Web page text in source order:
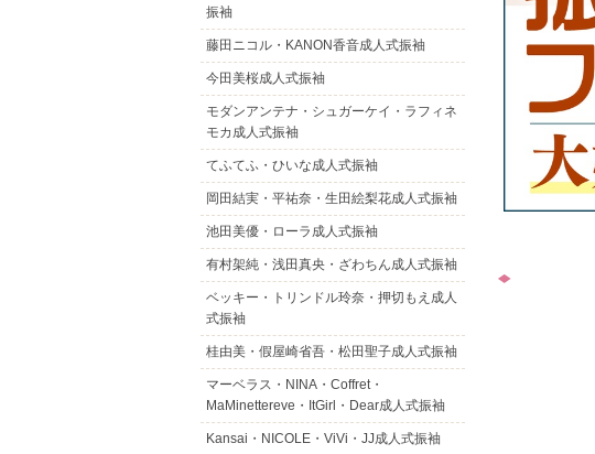
振袖
藤田ニコル・KANON香音成人式振袖
今田美桜成人式振袖
モダンアンテナ・シュガーケイ・ラフィネ
モカ成人式振袖
てふてふ・ひいな成人式振袖
岡田結実・平祐奈・生田絵梨花成人式振袖
池田美優・ローラ成人式振袖
有村架純・浅田真央・ざわちん成人式振袖
ベッキー・トリンドル玲奈・押切もえ成人
式振袖
桂由美・假屋崎省吾・松田聖子成人式振袖
マーベラス・NINA・Coffret・
MaMinettereve・ItGirl・Dear成人式振袖
Kansai・NICOLE・ViVi・JJ成人式振袖